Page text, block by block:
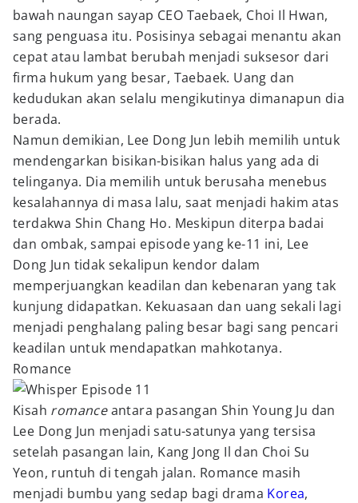
bawah naungan sayap CEO Taebaek, Choi Il Hwan,
sang penguasa itu. Posisinya sebagai menantu akan
cepat atau lambat berubah menjadi suksesor dari
firma hukum yang besar, Taebaek. Uang dan
kedudukan akan selalu mengikutinya dimanapun dia
berada.
Namun demikian, Lee Dong Jun lebih memilih untuk
mendengarkan bisikan-bisikan halus yang ada di
telinganya. Dia memilih untuk berusaha menebus
kesalahannya di masa lalu, saat menjadi hakim atas
terdakwa Shin Chang Ho. Meskipun diterpa badai
dan ombak, sampai episode yang ke-11 ini, Lee
Dong Jun tidak sekalipun kendor dalam
memperjuangkan keadilan dan kebenaran yang tak
kunjung didapatkan. Kekuasaan dan uang sekali lagi
menjadi penghalang paling besar bagi sang pencari
keadilan untuk mendapatkan mahkotanya.
Romance
Kisah romanceantara pasangan Shin Young Ju dan
Lee Dong Jun menjadi satu-satunya yang tersisa
setelah pasangan lain, Kang Jong Il dan Choi Su
Yeon, runtuh di tengah jalan. Romance masih
menjadi bumbu yang sedap bagi drama Korea,